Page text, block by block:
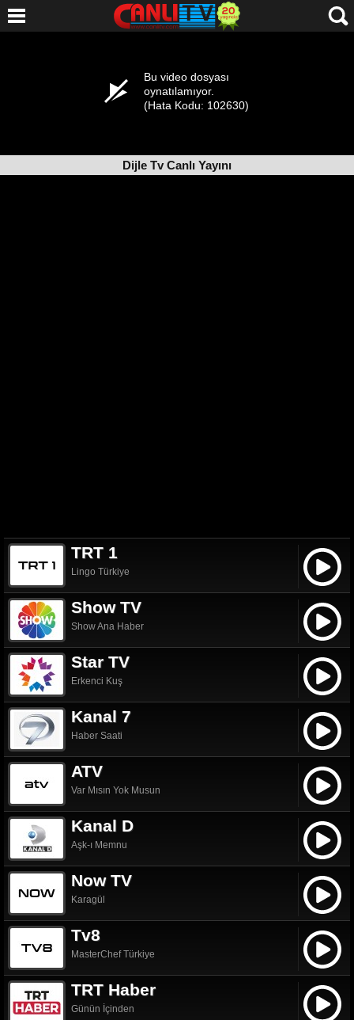
Dijle Tv Canlı Yayını
TRT 1
Lingo Türkiye
Show TV
Show Ana Haber
Star TV
Erkenci Kuş
Kanal 7
Haber Saati
ATV
Var Mısın Yok Musun
Kanal D
Aşk-ı Memnu
Now TV
Karagül
Tv8
MasterChef Türkiye
TRT Haber
Günün İçinden